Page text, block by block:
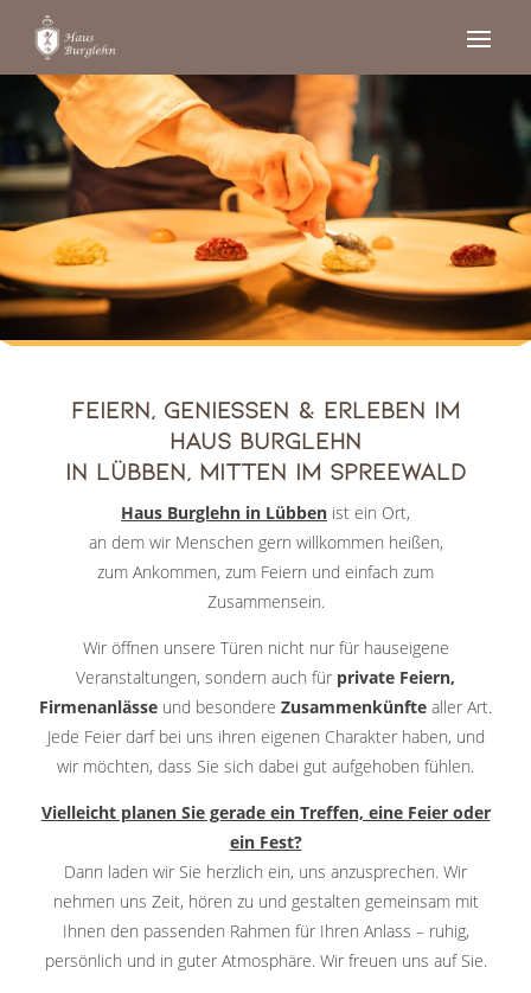
FEIERN, GENIESSEN & ERLEBEN IM H
AUS BURGLEHN
IN LÜBBEN, MITTEN IM SPREEWALD
Haus Burglehn in Lübben ist ein Ort,
an dem wir Menschen gern willkommen heißen,
zum Ankommen, zum Feiern und einfach zum
Zusammensein.
Wir öffnen unsere Türen nicht nur für hauseigene
Veranstaltungen, sondern auch für private Feiern,
Firmenanlässe und besondere Zusammenkünfte aller Art.
Jede Feier darf bei uns ihren eigenen Charakter haben, und
wir möchten, dass Sie sich dabei gut aufgehoben fühlen.
Vielleicht planen Sie gerade ein Treffen, eine Feier oder
ein Fest?
Dann laden wir Sie herzlich ein, uns anzusprechen. Wir
nehmen uns Zeit, hören zu und gestalten gemeinsam mit
Ihnen den passenden Rahmen für Ihren Anlass – ruhig,
persönlich und in guter Atmosphäre. Wir freuen uns auf Sie.